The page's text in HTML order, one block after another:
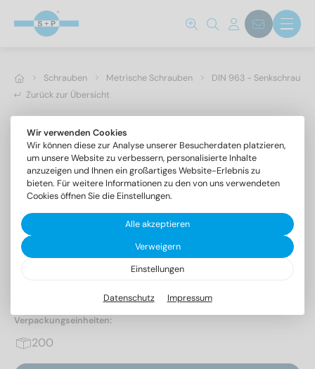
Schrauben Metrische Schrauben
DIN 963 -
Zurück zur Übersicht
DIN 963 A4 M 3X60
Senkschrauben mit Schlitz
Verpackungseinheiten:
200
Wir verwenden Cookies
Wir können diese zur Analyse unserer Besucherdaten platzieren,
um unsere Website zu verbessern, personalisierte Inhalte
anzuzeigen und Ihnen ein großartiges Website-Erlebnis zu
bieten. Für weitere Informationen zu den von uns verwendeten
Cookies öffnen Sie die Einstellungen.
Alle akzeptieren
Verweigern
Einstellungen
Datenschutz Impressum